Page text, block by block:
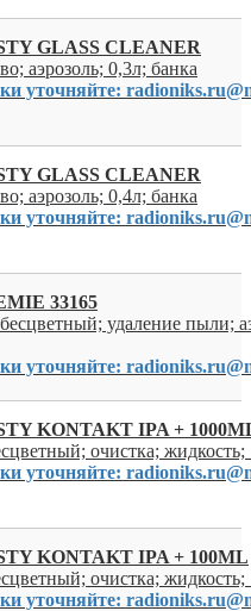
GLASS CLEANER
аэрозоль; 0,3л; банка
уточняйте:
GLASS CLEANER
аэрозоль; 0,4л; банка
уточняйте:
33165
удаление пыли;
уточняйте:
KONTAKT IPA +
очистка; жидкость;
уточняйте:
KONTAKT IPA + 100ML
очистка; жидкость;
уточняйте: